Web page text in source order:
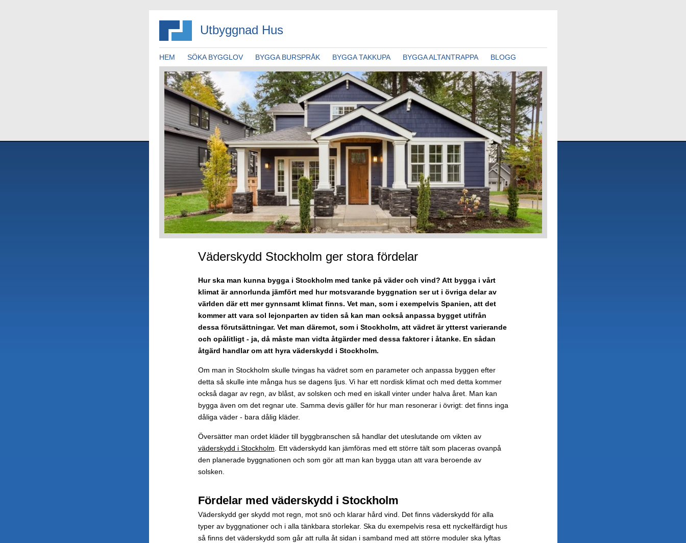
Utbyggnad Hus
HEM SÖKA BYGGLOV BYGGA BURSPRÅK BYGGA TAKKUPA BYGGA ALTANTRAPPA BLOGG
Väderskydd Stockholm ger stora fördelar
Hur ska man kunna bygga i Stockholm med tanke på väder och vind? Att bygga i vårt
klimat är annorlunda jämfört med hur motsvarande byggnation ser ut i övriga delar av
världen där ett mer gynnsamt klimat finns. Vet man, som i exempelvis Spanien, att det
kommer att vara sol lejonparten av tiden så kan man också anpassa bygget utifrån
dessa förutsättningar. Vet man däremot, som i Stockholm, att vädret är ytterst varierande
och opålitligt - ja, då måste man vidta åtgärder med dessa faktorer i åtanke. En sådan
åtgärd handlar om att hyra väderskydd i Stockholm.
Om man in Stockholm skulle tvingas ha vädret som en parameter och anpassa byggen efter
detta så skulle inte många hus se dagens ljus. Vi har ett nordisk klimat och med detta kommer
också dagar av regn, av blåst, av solsken och med en iskall vinter under halva året. Man kan
bygga även om det regnar ute. Samma devis gäller för hur man resonerar i övrigt: det finns inga
dåliga väder - bara dålig kläder.
Översätter man ordet kläder till byggbranschen så handlar det uteslutande om vikten av
väderskydd i Stockholm. Ett väderskydd kan jämföras med ett större tält som placeras ovanpå
den planerade byggnationen och som gör att man kan bygga utan att vara beroende av
solsken.
Fördelar med väderskydd i Stockholm
Väderskydd ger skydd mot regn, mot snö och klarar hård vind. Det finns väderskydd för alla
typer av byggnationer och i alla tänkbara storlekar. Ska du exempelvis resa ett nyckelfärdigt hus
så finns det väderskydd som går att rulla åt sidan i samband med att större moduler ska lyftas